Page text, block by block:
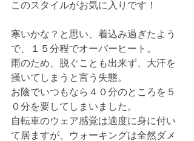
このスタイルがお気に入りです！
寒いかな？と思い、着込み過ぎたよう
で、１５分程でオーバーヒート。
雨のため、脱ぐことも出来ず、大汗を
掻いてしまうと言う失態。
お陰でいつもなら４０分のところを５
０分を要してしまいました。
自転車のウェア感覚は適度に身に付い
て居ますが、ウォーキングは全然ダメ